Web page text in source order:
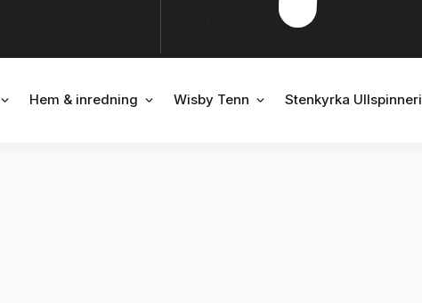
ÖPPNA TILLBEHÖR
Hem & inredning ÖPPNA HEM & INREDNING
Wisby Tenn ÖPPNA WISBY TENN
Stenkyrka Ullspinneri